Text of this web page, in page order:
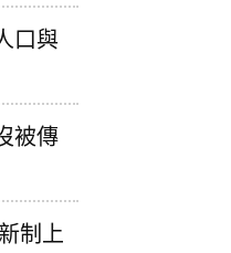
口與
被傳
制上